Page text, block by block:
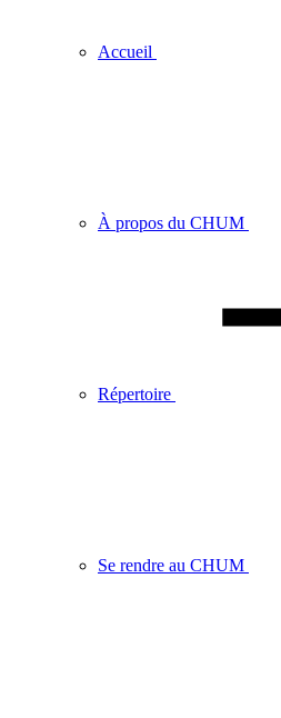
Accueil
À propos du CHUM
Répertoire
Se rendre au CHUM